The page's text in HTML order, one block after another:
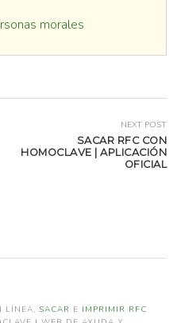
morales
NEXT POST
SACAR RFC CON
HOMOCLAVE | APLICACIÓN
OFICIAL
LÍNEA, SACAR E IMPRIMIR RFC